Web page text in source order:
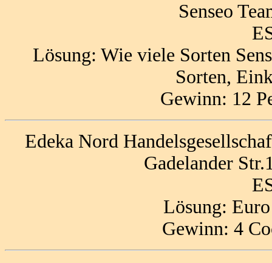
Senseo
Lösung: Wie viele Sorten
Sorten,
Gewinn: 12
Edeka Nord
Gadelander
Lösung:
Gewinn: 4